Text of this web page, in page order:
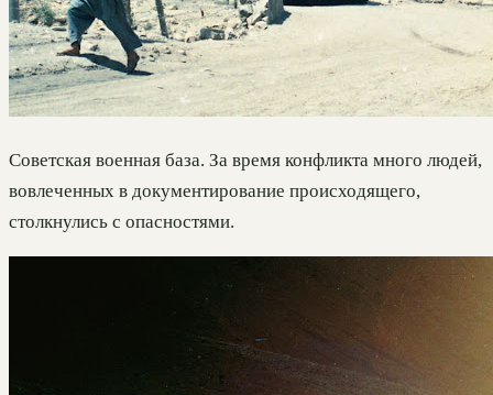
Советская военная база. За время конфликта много людей,
вовлеченных в документирование происходящего,
столкнулись с опасностями.